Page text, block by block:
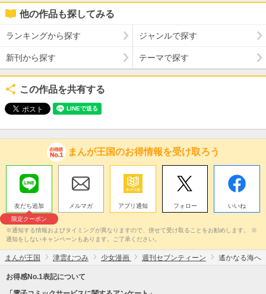
他の作品も探してみる
ランキングから探す ジャンルで探す
新刊から探す テーマで探す
この作品を共有する
まんが王国のお得情報を受け取ろう
友だち追加
限定クーポン
メルマガ アプリ通知 フォロー いいね
※通知する情報およびタイミングが異なりますので、併せて受け取ることをお勧めします。 ※
通知をしないキャンペーンもあります。ご了承ください。
まんが王国 津雲むつみ 少女漫画 週刊セブンティーン 遙かなる海へ
お得感No.1表記について